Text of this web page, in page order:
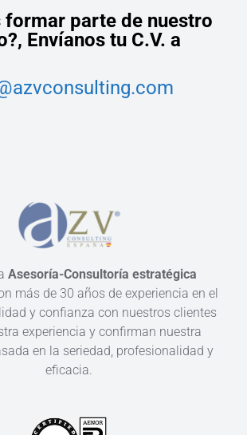
formar parte de nuestro
Envíanos tu C.V. a
Asesoría-Consultoría estratégica
más de 30 años de experiencia en el
y confianza con nuestros clientes
experiencia y confirman nuestra
en la seriedad, profesionalidad y
eficacia.